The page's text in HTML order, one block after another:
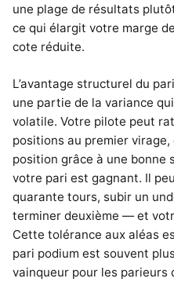
une plage de résultats
ce qui élargit votre marge
cote réduite.
L’avantage structurel du
une partie de la variance
volatile. Votre pilote peut
positions au premier
position grâce à une
votre pari est gagnant. Il
quarante tours, subir un
terminer deuxième — et
Cette tolérance aux aléas
pari podium est souvent
vainqueur pour les parieurs